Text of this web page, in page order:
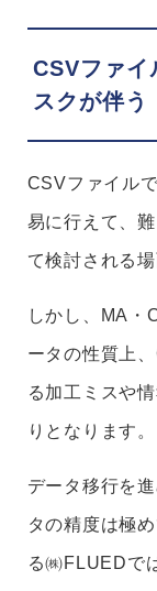
CSVファイ
スクが伴う
CSVファイル
易に行えて、
て検討される
しかし、MA・
ータの性質上
る加工ミスや
りとなります。
データ移行を
タの精度は極
る㈱FLUEDで